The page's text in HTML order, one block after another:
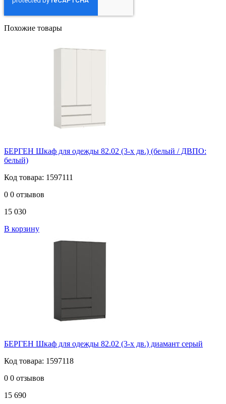
Похожие товары
БЕРГЕН Шкаф для одежды 82.02 (3-х дв.) (белый / ДВПО:
белый)
Код товара: 1597111
0 0 отзывов
15 030
В корзину
БЕРГЕН Шкаф для одежды 82.02 (3-х дв.) диамант серый
Код товара: 1597118
0 0 отзывов
15 690